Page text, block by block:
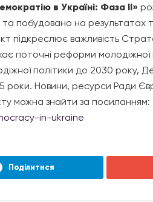
в Україні: Фаза ІІ»
побудовано на результатах
підкреслює важливість
реформи молодіжної
політики до 2030 року,
роки. Новини, ресурси Ради
можна знайти за посиланням:
in-ukraine
Поділитися